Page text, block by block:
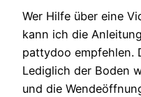
Wer Hilfe über eine
kann ich die
pattydoo empfehlen.
Lediglich der Boden
und die